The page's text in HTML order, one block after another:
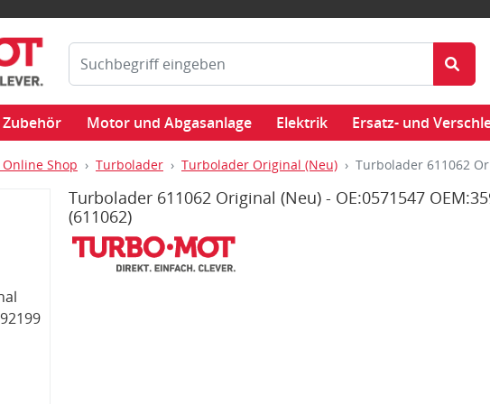
Motor und Abgasanlage Elektrik Ersatz- und
Shop Turbolader Turbolader Original (Neu) Turbolader 611062
Turbolader 611062 Original (Neu) - OE:0571547
(611062)